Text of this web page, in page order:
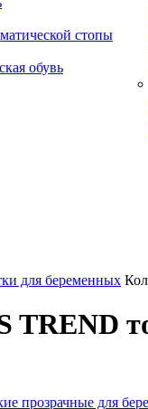
стопы
обувь
для беременных